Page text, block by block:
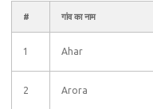
# गांव का नाम
1 Ahar
2 Arora